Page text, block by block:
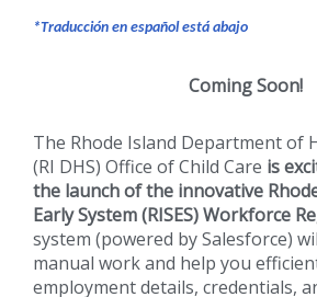
*Traducción en español está abajo
Coming Soon!
The Rhode Island Department of
(RI DHS) Office of Child Care is
the launch of the innovative
Early System (RISES) Workforce
system (powered by Salesforce)
manual work and help you
employment details, credentials,